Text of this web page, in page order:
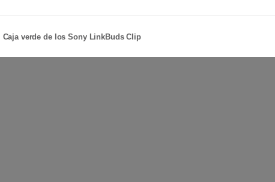
Caja verde de los Sony LinkBuds Clip